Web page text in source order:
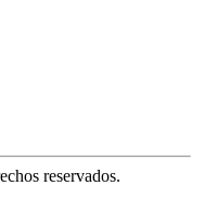
reservados.